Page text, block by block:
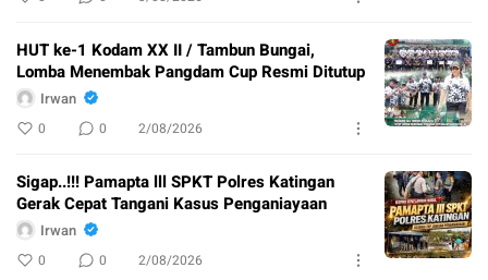
HUT ke-1 Kodam XX II / Tambun Bungai,
Lomba Menembak Pangdam Cup Resmi Ditutup
Irwan
0 0 2/08/2026
Sigap..!!! Pamapta lll SPKT Polres Katingan
Gerak Cepat Tangani Kasus Penganiayaan
Irwan
0 0 2/08/2026